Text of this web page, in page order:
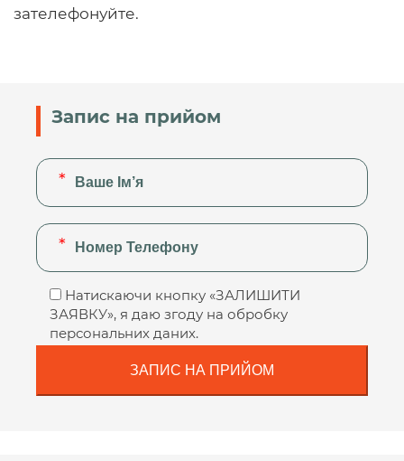
зателефонуйте.
Запис на прийом
Натискаючи кнопку «ЗАЛИШИТИ
ЗАЯВКУ», я даю згоду на обробку
персональних даних.